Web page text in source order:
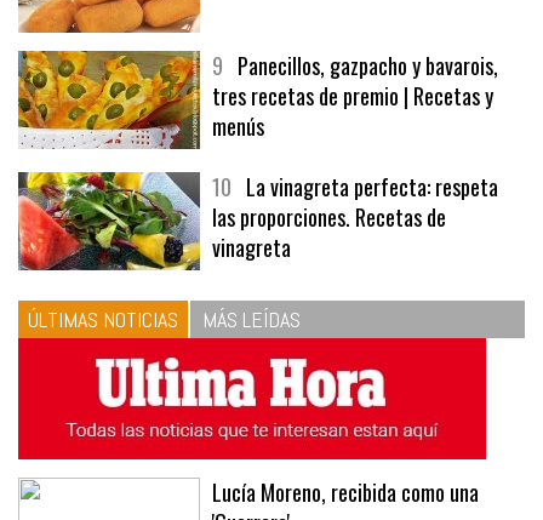
9 Panecillos, gazpacho y bavarois,
tres recetas de premio | Recetas y
menús
10 La vinagreta perfecta: respeta
las proporciones. Recetas de
vinagreta
ÚLTIMAS NOTICIAS MÁS LEÍDAS
Lucía Moreno, recibida como una